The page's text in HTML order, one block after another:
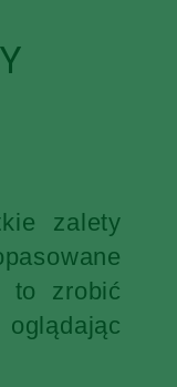
zalety
to zrobić